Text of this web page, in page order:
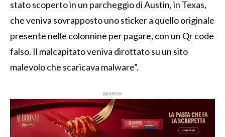
stato scoperto in un parcheggio di Austin, in Texas,
che veniva sovrapposto uno sticker a quello originale
presente nelle colonnine per pagare, con un Qr code
falso. Il malcapitato veniva dirottato su un sito
malevolo che scaricava malware”.
sponsor